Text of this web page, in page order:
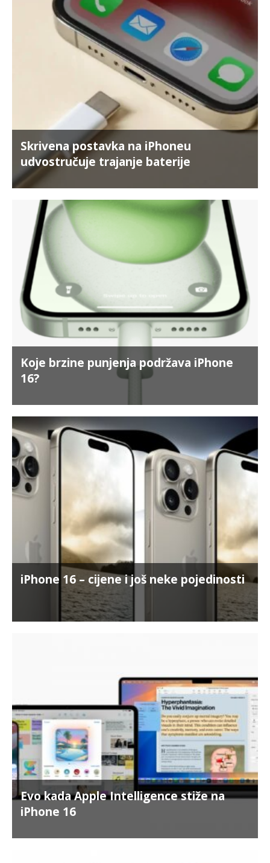
Skrivena postavka na iPhoneu
udvostručuje trajanje baterije
Koje brzine punjenja podržava iPhone
16?
iPhone 16 – cijene i još neke pojedinosti
Evo kada Apple Intelligence stiže na
iPhone 16